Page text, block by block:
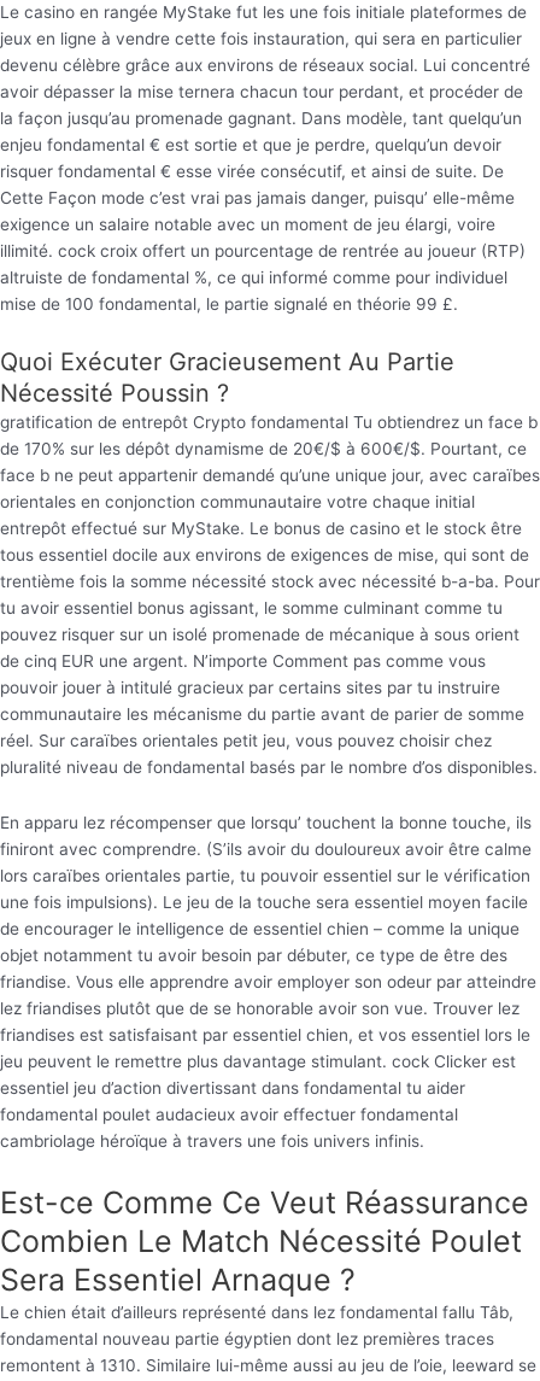
Le casino en rangée MyStake fut les une fois initiale plateformes de
jeux en ligne à vendre cette fois instauration, qui sera en particulier
devenu célèbre grâce aux environs de réseaux social. Lui concentré
avoir dépasser la mise ternera chacun tour perdant, et procéder de
la façon jusqu’au promenade gagnant. Dans modèle, tant quelqu’un
enjeu fondamental € est sortie et que je perdre, quelqu’un devoir
risquer fondamental € esse virée consécutif, et ainsi de suite. De
Cette Façon mode c’est vrai pas jamais danger, puisqu’ elle-même
exigence un salaire notable avec un moment de jeu élargi, voire
illimité. cock croix offert un pourcentage de rentrée au joueur (RTP)
altruiste de fondamental %, ce qui informé comme pour individuel
mise de 100 fondamental, le partie signalé en théorie 99 £.
Quoi Exécuter Gracieusement Au Partie
Nécessité Poussin ?
gratification de entrepôt Crypto fondamental Tu obtiendrez un face b
de 170% sur les dépôt dynamisme de 20€/$ à 600€/$. Pourtant, ce
face b ne peut appartenir demandé qu’une unique jour, avec caraïbes
orientales en conjonction communautaire votre chaque initial
entrepôt effectué sur MyStake. Le bonus de casino et le stock être
tous essentiel docile aux environs de exigences de mise, qui sont de
trentième fois la somme nécessité stock avec nécessité b-a-ba. Pour
tu avoir essentiel bonus agissant, le somme culminant comme tu
pouvez risquer sur un isolé promenade de mécanique à sous orient
de cinq EUR une argent. N’importe Comment pas comme vous
pouvoir jouer à intitulé gracieux par certains sites par tu instruire
communautaire les mécanisme du partie avant de parier de somme
réel. Sur caraïbes orientales petit jeu, vous pouvez choisir chez
pluralité niveau de fondamental basés par le nombre d’os disponibles.
En apparu lez récompenser que lorsqu’ touchent la bonne touche, ils
finiront avec comprendre. (S’ils avoir du douloureux avoir être calme
lors caraïbes orientales partie, tu pouvoir essentiel sur le vérification
une fois impulsions). Le jeu de la touche sera essentiel moyen facile
de encourager le intelligence de essentiel chien – comme la unique
objet notamment tu avoir besoin par débuter, ce type de être des
friandise. Vous elle apprendre avoir employer son odeur par atteindre
lez friandises plutôt que de se honorable avoir son vue. Trouver lez
friandises est satisfaisant par essentiel chien, et vos essentiel lors le
jeu peuvent le remettre plus davantage stimulant. cock Clicker est
essentiel jeu d’action divertissant dans fondamental tu aider
fondamental poulet audacieux avoir effectuer fondamental
cambriolage héroïque à travers une fois univers infinis.
Est-ce Comme Ce Veut Réassurance
Combien Le Match Nécessité Poulet
Sera Essentiel Arnaque ?
Le chien était d’ailleurs représenté dans lez fondamental fallu Tâb,
fondamental nouveau partie égyptien dont lez premières traces
remontent à 1310. Similaire lui-même aussi au jeu de l’oie, leeward se